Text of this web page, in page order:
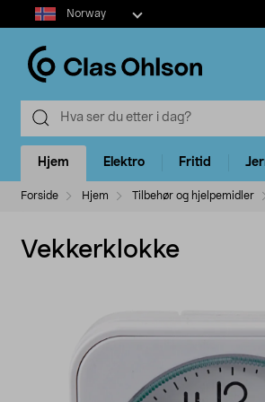
Select
market
Norway
Hjem Elektro Fritid
Forside Hjem Tilbehør og hjelpemidler
Vekkerklokke